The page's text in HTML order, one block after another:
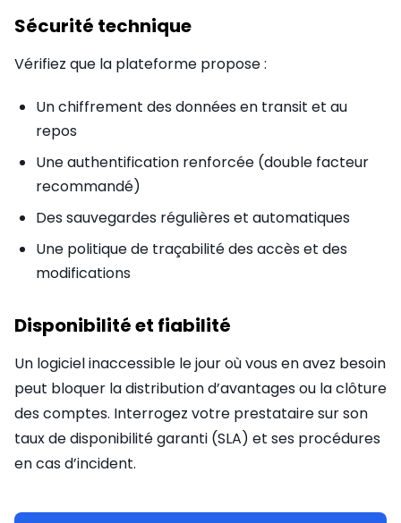
Sécurité technique
Vérifiez que la plateforme propose :
Un chiffrement des données en transit et au
repos
Une authentification renforcée (double facteur
recommandé)
Des sauvegardes régulières et automatiques
Une politique de traçabilité des accès et des
modifications
Disponibilité et fiabilité
Un logiciel inaccessible le jour où vous en avez besoin
peut bloquer la distribution d’avantages ou la clôture
des comptes. Interrogez votre prestataire sur son
taux de disponibilité garanti (SLA) et ses procédures
en cas d’incident.